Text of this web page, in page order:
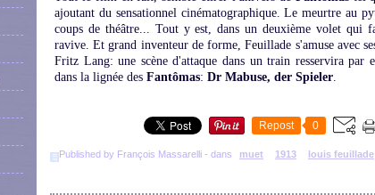
ajoutant du sensationnel cinématographique. Le meurtre au
coups de théâtre... Tout y est, dans un deuxième volet
ravive. Et grand inventeur de forme, Feuillade s'amuse avec
Fritz Lang: une scène d'attaque dans un train resservira par
dans la lignée des Fantômas: Dr Mabuse, der Spieler.
Repost 0
Published by François Massarelli - dans muet 1913 louis feuillade